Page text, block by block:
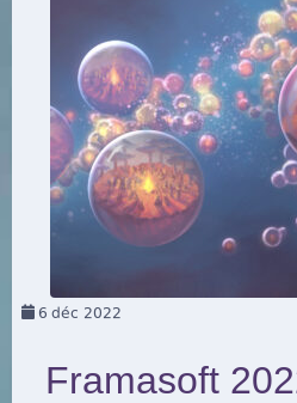
6 déc 2022
Framasoft